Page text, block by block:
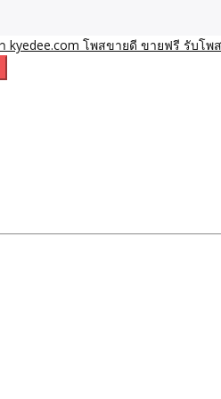
บ้าน ที่ดิน อสั
าน ที่ดิน อสังหา รับโพสต์ประกาศขาย